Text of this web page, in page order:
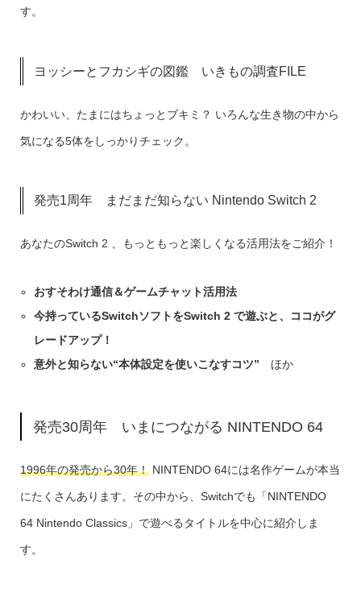
す。
ヨッシーとフカシギの図鑑 いきもの調査FILE
かわいい、たまにはちょっとブキミ？ いろんな生き物の中から
気になる5体をしっかりチェック。
発売1周年 まだまだ知らない Nintendo Switch 2
あなたのSwitch 2 、もっともっと楽しくなる活用法をご紹介！
おすそわけ通信＆ゲームチャット活用法
今持っているSwitchソフトをSwitch 2 で遊ぶと、ココがグ
レードアップ！
意外と知らない“本体設定を使いこなすコツ” ほか
発売30周年 いまにつながる NINTENDO 64
1996年の発売から30年！NINTENDO 64には名作ゲームが本当
にたくさんあります。その中から、Switchでも「NINTENDO
64 Nintendo Classics」で遊べるタイトルを中心に紹介しま
す。